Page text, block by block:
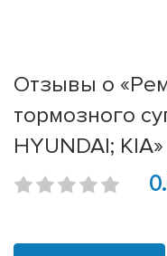
Отзывы о
тормозного
HYUNDAI; KIA»